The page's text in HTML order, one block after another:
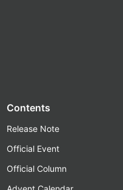
Contents
Release Note
Official Event
Official Column